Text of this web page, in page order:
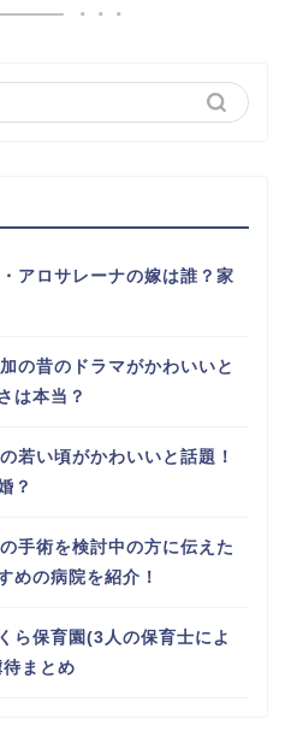
アロサレーナの嫁は誰？家
の昔のドラマがかわいいと
は本当？
若い頃がかわいいと話題！
？
手術を検討中の方に伝えた
めの病院を紹介！
ら保育園(3人の保育士によ
まとめ